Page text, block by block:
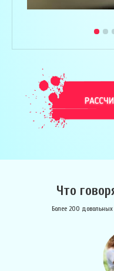
Что
Более 200 довольных